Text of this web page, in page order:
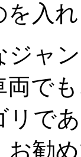
を入
ャ
で
リで
お勧